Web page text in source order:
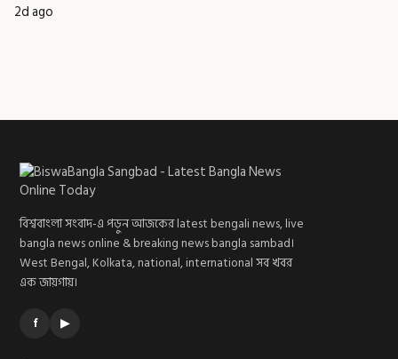
2d ago
বিশ্ববাংলা সংবাদ-এ পড়ুন আজকের latest bengali news, live
bangla news online & breaking news bangla sambad।
West Bengal, Kolkata, national, international সব খবর
এক জায়গায়।
f ▶